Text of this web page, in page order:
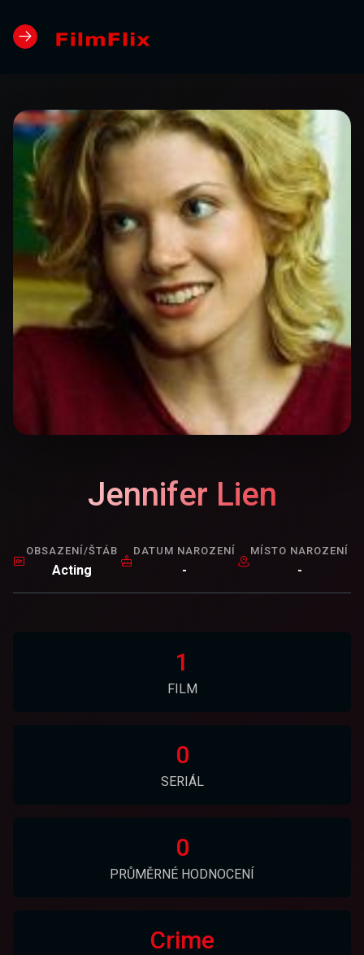
Jennifer Lien
OBSAZENÍ/ŠTÁB
Acting
DATUM NAROZENÍ
-
MÍSTO NAROZENÍ
-
1
FILM
0
SERIÁL
0
PRŮMĚRNÉ HODNOCENÍ
Crime